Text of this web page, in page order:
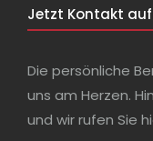
Jetzt Kontakt
Die persönliche
uns am Herzen.
und wir rufen Sie